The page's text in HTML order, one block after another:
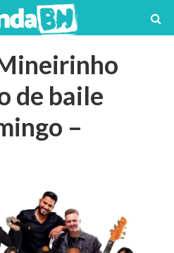
de baile
–